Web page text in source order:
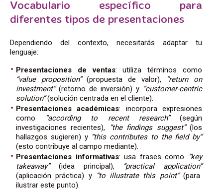
Vocabulario específico para
diferentes tipos de presentaciones
Dependiendo del contexto, necesitarás adaptar tu
lenguaje:
Presentaciones de ventas: utiliza términos como
“value proposition”(propuesta de valor), “return on
investment”(retorno de inversión) y “customer-centric
solution”(solución centrada en el cliente).
Presentaciones académicas: incorpora expresiones
como “according to recent research”(según
investigaciones recientes),
“the findings suggest”(los
hallazgos sugieren) y “this contributes to the field by”
(esto contribuye al campo mediante).
Presentaciones informativas: usa frases como
“key
takeaway” (idea principal), “practical application”
(aplicación práctica) y “to illustrate this point” (para
ilustrar este punto).